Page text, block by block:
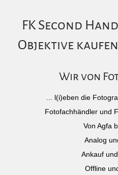
FK Second
Objektive
Wir von
... l(i)eben die
Fotofachhändler und
Von Agfa
Analog
Ankauf
Offline